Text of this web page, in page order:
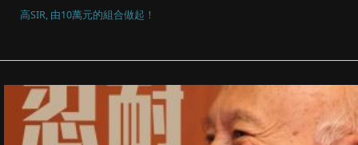
高SIR, 由10萬元的組合做起！